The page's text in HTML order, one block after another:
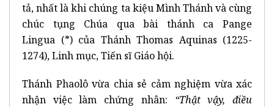
tả, nhất là khi chúng ta kiệu Mình Thánh và cùng
chúc tụng Chúa qua bài thánh ca
Pange
Lingua (*) của Thánh Thomas Aquinas (1225-
1274), Linh mục, Tiến sĩ Giáo hội.
Thánh Phaolô vừa chia sẻ cảm nghiệm vừa xác
nhận việc làm chứng nhân:
“Thật vậy, điều